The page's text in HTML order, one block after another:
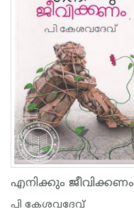
എനിക്കും ജീവിക്കണം
പി കേശവദേവ്‌